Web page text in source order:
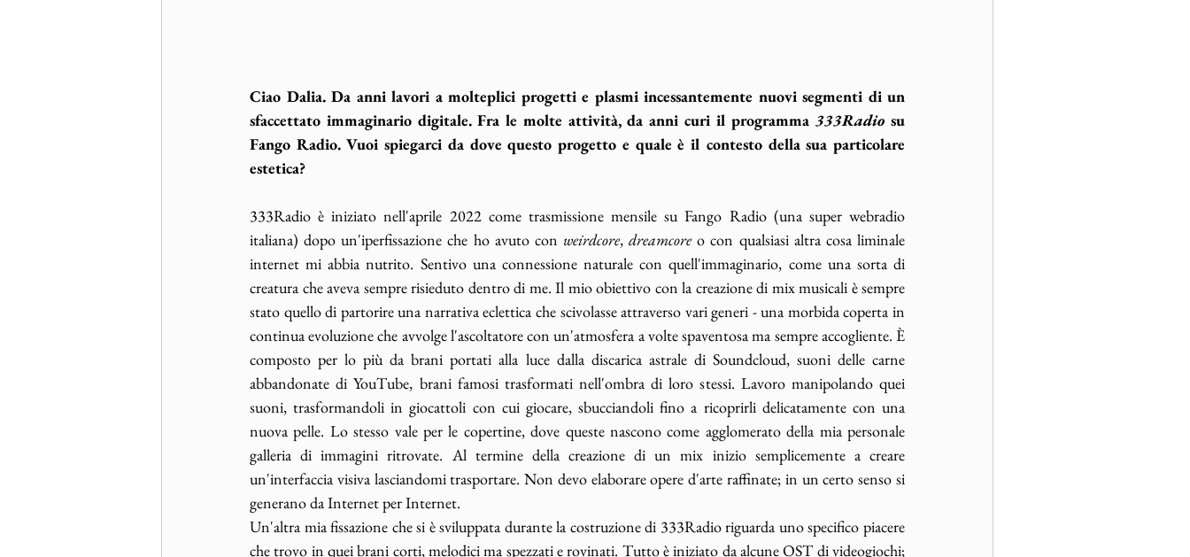
Ciao Dalia. Da anni lavori a molteplici progetti e plasmi incessantemente nuovi segmenti di un
sfaccettato immaginario digitale. Fra le molte attività, da anni curi il programma 333Radio su
Fango Radio. Vuoi spiegarci da dove questo progetto e quale è il contesto della sua particolare
estetica?
333Radio è iniziato nell'aprile 2022 come trasmissione mensile su Fango Radio (una super webradio
italiana) dopo un'iperfissazione che ho avuto con weirdcore, dreamcore o con qualsiasi altra cosa liminale
internet mi abbia nutrito. Sentivo una connessione naturale con quell'immaginario, come una sorta di
creatura che aveva sempre risieduto dentro di me. Il mio obiettivo con la creazione di mix musicali è sempre
stato quello di partorire una narrativa eclettica che scivolasse attraverso vari generi - una morbida coperta in
continua evoluzione che avvolge l'ascoltatore con un'atmosfera a volte spaventosa ma sempre accogliente. È
composto per lo più da brani portati alla luce dalla discarica astrale di Soundcloud, suoni delle carne
abbandonate di YouTube, brani famosi trasformati nell'ombra di loro stessi. Lavoro manipolando quei
suoni, trasformandoli in giocattoli con cui giocare, sbucciandoli fino a ricoprirli delicatamente con una
nuova pelle. Lo stesso vale per le copertine, dove queste nascono come agglomerato della mia personale
galleria di immagini ritrovate. Al termine della creazione di un mix inizio semplicemente a creare
un'interfaccia visiva lasciandomi trasportare. Non devo elaborare opere d'arte raffinate; in un certo senso si
generano da Internet per Internet.
Un'altra mia fissazione che si è sviluppata durante la costruzione di 333Radio riguarda uno specifico piacere
che trovo in quei brani corti, melodici ma spezzati e rovinati. Tutto è iniziato da alcune OST di videogiochi;